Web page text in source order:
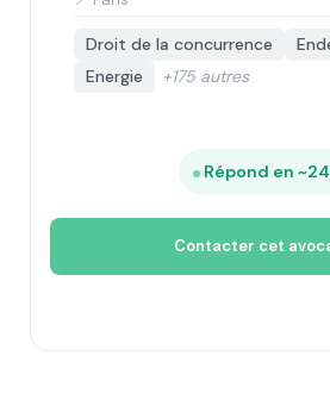
Droit de la concurrence
Energie
+175 autres
Répond en
Contacter cet